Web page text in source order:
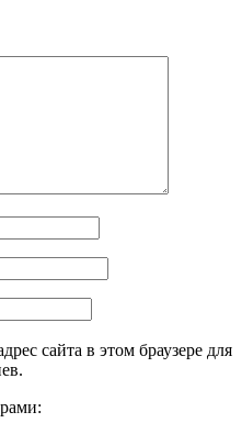
сайта в этом браузере для